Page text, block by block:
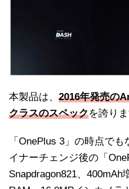
本製品は、 2016年発売の
クラスのスペックを誇りま
「OnePlus 3」の時点で
イナーチェンジ後の「
Snapdragon821、